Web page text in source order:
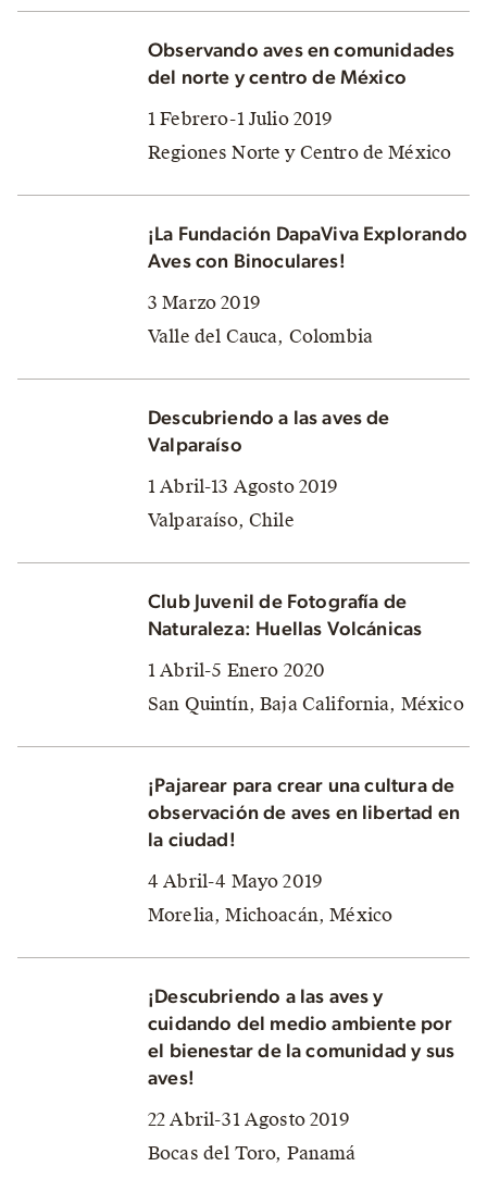
Observando aves en comunidades
del norte y centro de México
1 Febrero-1 Julio 2019
Regiones Norte y Centro de México
¡La Fundación DapaViva Explorando
Aves con Binoculares!
3 Marzo 2019
Valle del Cauca, Colombia
Descubriendo a las aves de
Valparaíso
1 Abril-13 Agosto 2019
Valparaíso, Chile
Club Juvenil de Fotografía de
Naturaleza: Huellas Volcánicas
1 Abril-5 Enero 2020
San Quintín, Baja California, México
¡Pajarear para crear una cultura de
observación de aves en libertad en
la ciudad!
4 Abril-4 Mayo 2019
Morelia, Michoacán, México
¡Descubriendo a las aves y
cuidando del medio ambiente por
el bienestar de la comunidad y sus
aves!
22 Abril-31 Agosto 2019
Bocas del Toro, Panamá